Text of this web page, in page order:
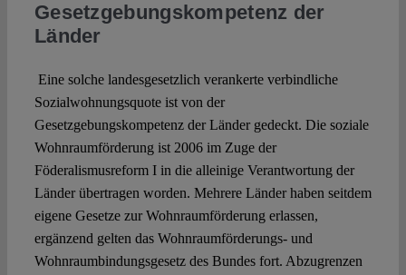
Gesetzgebungskompetenz der
Länder
Eine solche landesgesetzlich verankerte verbindliche
Sozialwohnungsquote ist von der
Gesetzgebungskompetenz der Länder gedeckt. Die soziale
Wohnraumförderung ist 2006 im Zuge der
Föderalismusreform I in die alleinige Verantwortung der
Länder übertragen worden. Mehrere Länder haben seitdem
eigene Gesetze zur Wohnraumförderung erlassen,
ergänzend gelten das Wohnraumförderungs- und
Wohnraumbindungsgesetz des Bundes fort. Abzugrenzen